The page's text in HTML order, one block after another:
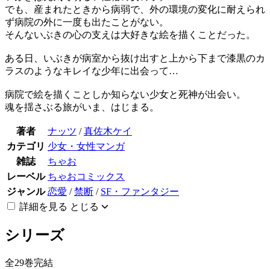
でも、産まれたときから病弱で、外の環境の変化に耐えられ
ず病院の外に一度も出たことがない。
そんないぶきの心の支えは大好きな絵を描くことだった。
ある日、いぶきが病室から抜け出すと上から下まで漆黒のカ
ラスのようなキレイな少年に出会って…
病院で絵を描くことしか知らない少女と死神が出会い。
魂を揺さぶる旅がいま、はじまる。
著者 ナッツ /真佐木ケイ
カテゴリ 少女・女性マンガ
雑誌
ちゃお
レーベル ちゃおコミックス
ジャンル 恋愛 /禁断 / SF・ファンタジー
詳細を見る とじる
シリーズ
全29巻完結